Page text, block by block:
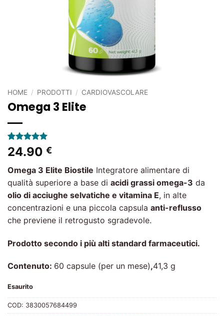
HOME / PRODOTTI / CARDIOVASCOLARE
Omega 3 Elite
Valutato5
su 5 su
1
recensioni
24.90 €
Omega 3 Elite Biostile Integratore alimentare di
qualità superiore a base di acidi grassi omega-3 da
olio di acciughe selvatiche e vitamina E, in alte
concentrazioni e una piccola capsula anti-reflusso
che previene il retrogusto sgradevole.
Prodotto secondo i più alti standard farmaceutici.
Contenuto: 60 capsule (per un mese),41,3 g
Esaurito
COD: 3830057684499